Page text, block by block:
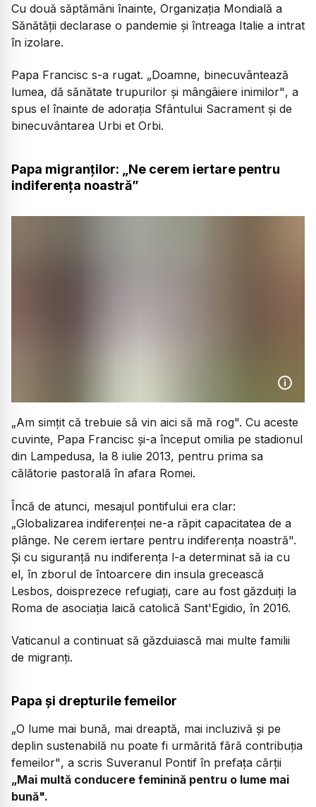
Cu două săptămâni înainte, Organizația Mondială a
Sănătății declarase o pandemie și întreaga Italie a intrat
în izolare.
Papa Francisc s-a rugat. „Doamne, binecuvântează
lumea, dă sănătate trupurilor și mângâiere inimilor", a
spus el înainte de adorația Sfântului Sacrament și de
binecuvântarea Urbi et Orbi.
Papa migranților: „Ne cerem iertare pentru
indiferența noastră”
„Am simțit că trebuie să vin aici să mă rog". Cu aceste
cuvinte, Papa Francisc și-a început omilia pe stadionul
din Lampedusa, la 8 iulie 2013, pentru prima sa
călătorie pastorală în afara Romei.
Încă de atunci, mesajul pontifului era clar:
„Globalizarea indiferenței ne-a răpit capacitatea de a
plânge. Ne cerem iertare pentru indiferența noastră".
Și cu siguranță nu indiferența l-a determinat să ia cu
el, în zborul de întoarcere din insula grecească
Lesbos, doisprezece refugiați, care au fost găzduiți la
Roma de asociația laică catolică Sant'Egidio, în 2016.
Vaticanul a continuat să găzduiască mai multe familii
de migranți.
Papa și drepturile femeilor
„O lume mai bună, mai dreaptă, mai incluzivă și pe
deplin sustenabilă nu poate fi urmărită fără contribuția
femeilor", a scris Suveranul Pontif în prefața cărții
„Mai multă conducere feminină pentru o lume mai
bună".